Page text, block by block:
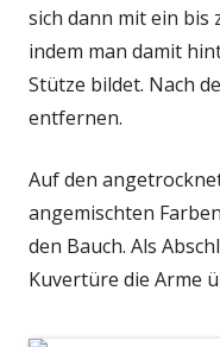
sich dann mit ein bis
indem man damit
Stütze bildet. Nach
entfernen.
Auf den
angemischten
den Bauch. Als
Kuvertüre die Arme